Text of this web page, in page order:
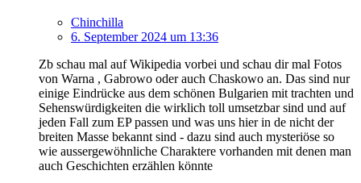
Chinchilla
6. September 2024 um 13:36
Zb schau mal auf Wikipedia vorbei und schau dir mal Fotos
von Warna , Gabrowo oder auch Chaskowo an. Das sind nur
einige Eindrücke aus dem schönen Bulgarien mit trachten und
Sehenswürdigkeiten die wirklich toll umsetzbar sind und auf
jeden Fall zum EP passen und was uns hier in de nicht der
breiten Masse bekannt sind - dazu sind auch mysteriöse so
wie aussergewöhnliche Charaktere vorhanden mit denen man
auch Geschichten erzählen könnte